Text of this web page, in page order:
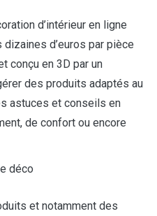
d’intérieur en ligne
d’euros par pièce
conçu en 3D par un
des produits adaptés au
astuces et conseils en
de confort ou encore
déco
et notamment des